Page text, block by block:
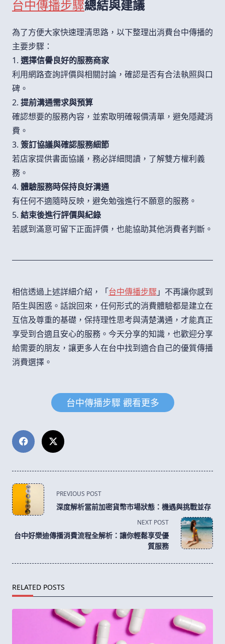
台中傳播步驟總結與建議
為了方便大家快速理清思路，以下整理出消費台中傳播的
主要步驟：
1. 選擇信譽良好的服務商家
利用網路查詢評價與相關討論，確認是否有合法執照與口
碑。
2. 提前溝通需求與預算
確認想要的服務內容，並索取明確報價清單，避免隱藏消
費。
3. 簽訂協議與確認服務細節
若店家提供書面協議，務必詳細閱讀，了解雙方權利義
務。
4. 體驗服務時保持良好溝通
有任何不適隨時反映，避免勉強進行不願意的服務。
5. 結束後進行評價與紀錄
若感到滿意可留下正面評價，也能協助其他消費者判斷。
相信透過上述詳細介紹，「台中傳播步驟 」不再讓你感到
陌生與困惑。話說回來，任何形式的消費體驗都是建立在
互信及尊重的基礎，保持理性思考與清楚溝通，才能真正
享受到合適且安心的服務。今天分享的知識，也歡迎分享
給需要的朋友，讓更多人在台中找到適合自己的優質傳播
消費選擇。
台中傳播步驟 觀看更多
<span
class="nav-
subtitle
reader-
PREVIOUS POST
深度解析當前加密貨幣市場狀態：機遇與挑戰並存
NEXT POST
台中好樂迪傳播消費流程全解析：讓你輕鬆享受優
質服務
RELATED POSTS